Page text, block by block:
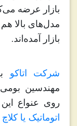
بازار عرضه
مدل‌های بالا
بازار آمده‌اند.
شرکت اتاکو
مهندسین
روی عنواع
اتوماتیک یا